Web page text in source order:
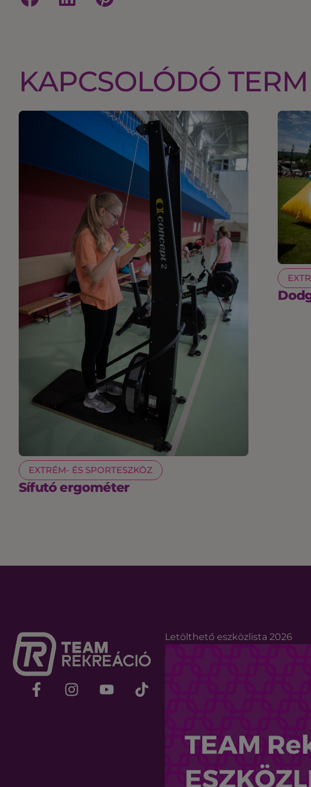
KAPCSOLÓDÓ
EXTRÉM- ÉS SPORTESZKÖZ
Sífutó ergométer
Letölthető eszközlista 2026